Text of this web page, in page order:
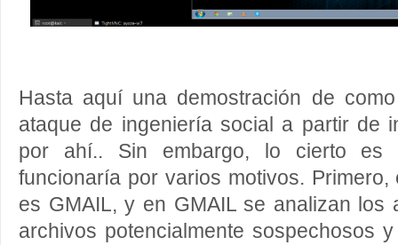
Hasta aquí una demostración de
ataque de ingeniería social a partir de
por ahí.. Sin embargo, lo cierto es
funcionaría por varios motivos.
es GMAIL, y en GMAIL se analizan los
archivos potencialmente sospechosos